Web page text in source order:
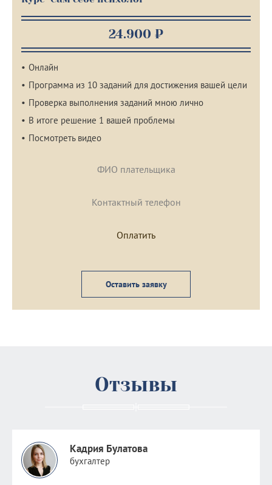
24.900 ₽
Онлайн
Программа из 10 заданий для достижения вашей цели
Проверка выполнения заданий мною лично
В итоге решение 1 вашей проблемы
Посмотреть видео
Оставить заявку
Отзывы
Кадрия Булатова
бухгалтер